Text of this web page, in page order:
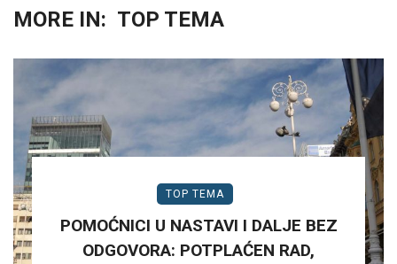
MORE IN: TOP TEMA
TOP TEMA
POMOĆNICI U NASTAVI I DALJE BEZ
ODGOVORA: POTPLAĆEN RAD,